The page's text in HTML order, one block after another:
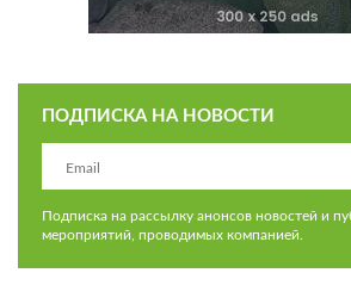
ПОДПИСКА НА НОВОСТИ
Подписка на рассылку анонсов новостей и
мероприятий, проводимых компанией.